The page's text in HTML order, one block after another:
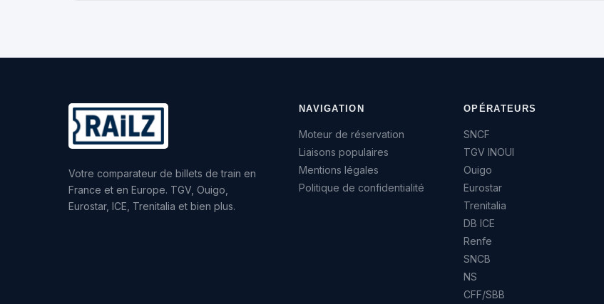
Votre comparateur de billets de train en
France et en Europe. TGV, Ouigo,
Eurostar, ICE, Trenitalia et bien plus.
NAVIGATION
Moteur de réservation
Liaisons populaires
Mentions légales
Politique de confidentialité
OPÉRATEURS
SNCF
TGV INOUI
Ouigo
Eurostar
Trenitalia
DB ICE
Renfe
SNCB
NS
CFF/SBB